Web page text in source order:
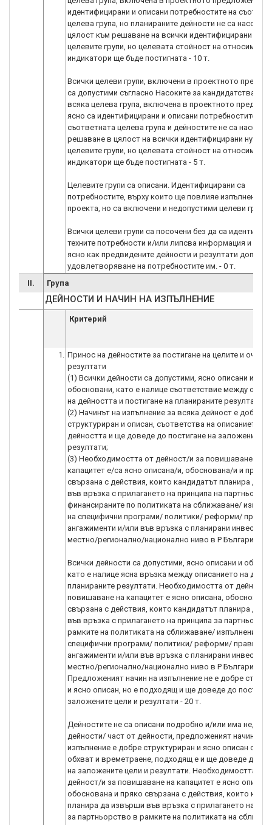
идентифицирани и описани потребностите на
целева група, но планираните дейности не са
цялост към решаване на всички идентифицирани
целевите групи, но целевата стойност на относимите
индикатори ще бъде постигната - 10 т.
Всички целеви групи, включени в проектното
са допустими съгласно Насоките за кандидатстване.
всяка целева група, включена в проектното
ясно са идентифицирани и описани потребностите на
съответната целева група и дейностите не са
решаване в цялост на всички идентифицирани нужди
целевите групи, но целевата стойност на относимите
индикатори ще бъде постигната - 5 т.
Целевите групи са описани. Идентифицирани са
потребностите, върху които ще повлияе
проекта, но са включени и недопустими целеви групи
Всички целеви групи са посочени без да са
техните потребности и/или липсва информация и не
ясно как предвидените дейности и резултати
удовлетворяване на потребностите им. - 0 т.
II.
Група
ДЕЙНОСТИ И НАЧИН НА ИЗПЪЛНЕНИЕ
Критерий
1. Принос на дейностите за постигане на целите и
резултати
(1) Всички дейности са допустими, ясно описани и
обосновани, като е налице съответствие между
на дейността и постигане на планираните резултати;
(2) Начинът на изпълнение за всяка дейност е добре
структуриран и описан, съответства на описанието на
дейността и ще доведе до постигане на заложените
резултати;
(3) Необходимостта от дейност/и за повишаване на
капацитет е/са ясно описана/и, обоснована/и и пряко
свързана с действия, които кандидатът планира да
във връзка с прилагането на принципа на
финансираните по политиката на сближаване/
на специфични програми/ политики/ реформи/ правни
ангажименти и/или във връзка с планирани
местно/регионално/национално ниво в Р България -
Всички дейности са допустими, ясно описани и
като е налице ясна връзка между описанието на
планираните резултати. Необходимостта от дейност/
повишаване на капацитет е ясно описана,
свързана с действия, които кандидатът планира да
във връзка с прилагането на принципа за
рамките на политиката на сближаване/ изпълнението
специфични програми/ политики/ реформи/ правни
ангажименти и/или във връзка с планирани
местно/регионално/национално ниво в Р България.
Предложеният начин на изпълнение не е добре
и ясно описан, но е подходящ и ще доведе до
заложените цели и резултати - 20 т.
Дейностите не са описани подробно и/или има
дейности/ част от дейности, предложеният начин на
изпълнение е добре структуриран и ясно описан с
обхват и времетраене, подходящ е и ще доведе до
на заложените цели и резултати. Необходимостта от
дейност/и за повишаване на капацитет е ясно
обоснована и пряко свързана с действия, които
планира да извърши във връзка с прилагането на
за партньорство в рамките на политиката на